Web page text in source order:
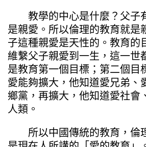
教學的中心是什麼？父子
是親愛。所以倫理的教育就是
子這種親愛是天性的。教育的
維繫父子親愛到一生，這一世
是教育第一個目標；第二個目
愛能夠擴大，他知道愛兄弟、
鄉黨，再擴大，他知道愛社會
人類。
所以中國傳統的教育，倫